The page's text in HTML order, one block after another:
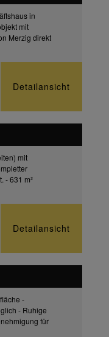
in
mit
Merzig direkt
Detailansicht
mit
- 631 m²
Detailansicht
-
- Ruhige
für